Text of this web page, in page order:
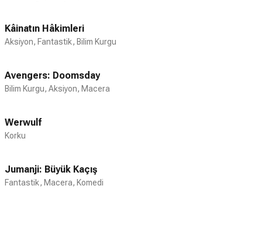
Kâinatın Hâkimleri
Aksiyon, Fantastik, Bilim Kurgu
Avengers: Doomsday
Bilim Kurgu, Aksiyon, Macera
Werwulf
Korku
Jumanji: Büyük Kaçış
Fantastik, Macera, Komedi